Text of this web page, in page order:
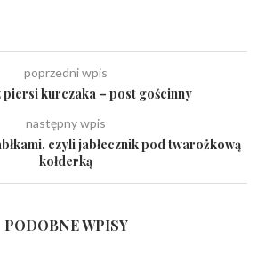
poprzedni wpis
piersi kurczaka – post gościnny
następny wpis
czyli jabłecznik pod twarożkową
kołderką
PODOBNE WPISY